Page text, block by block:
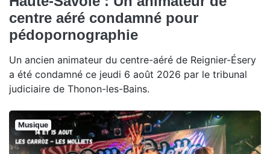
centre aéré condamné pour
pédopornographie
Un ancien animateur du centre-aéré de Reignier-Ésery
a été condamné ce jeudi 6 août 2026 par le tribunal
judiciaire de Thonon-les-Bains.
Musique